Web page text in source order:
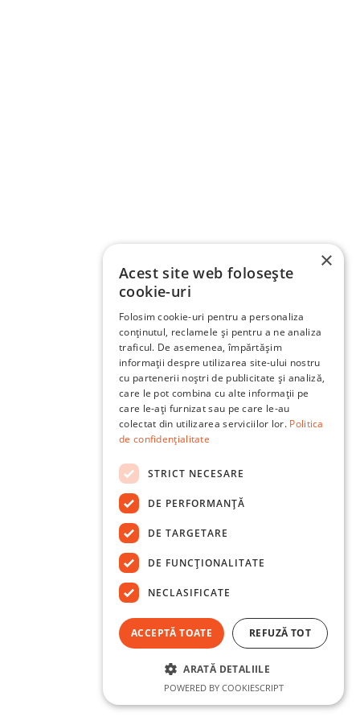
×
Acest site web folosește
cookie-uri
Folosim cookie-uri pentru a personaliza
conținutul, reclamele și pentru a ne analiza
traficul. De asemenea, împărtășim
informații despre utilizarea site-ului nostru
cu partenerii noștri de publicitate și analiză,
care le pot combina cu alte informații pe
care le-ați furnizat sau pe care le-au
colectat din utilizarea serviciilor lor. Politica
de confidențialitate
STRICT NECESARE
DE PERFORMANȚĂ
DE TARGETARE
DE FUNCŢIONALITATE
NECLASIFICATE
ACCEPTĂ TOATE REFUZĂ TOT
ARATĂ DETALIILE
POWERED BY COOKIESCRIPT